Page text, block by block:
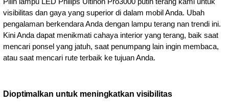
visibilitas dan gaya yang superior di dalam mobil Anda. Ubah
pengalaman berkendara Anda dengan lampu terang nan trendi ini.
Kini Anda dapat menikmati cahaya interior yang terang, baik saat
mencari ponsel yang jatuh, saat penumpang lain ingin membaca,
atau saat mencari rute terbaik ke tujuan Anda.
Dioptimalkan untuk meningkatkan visibilitas